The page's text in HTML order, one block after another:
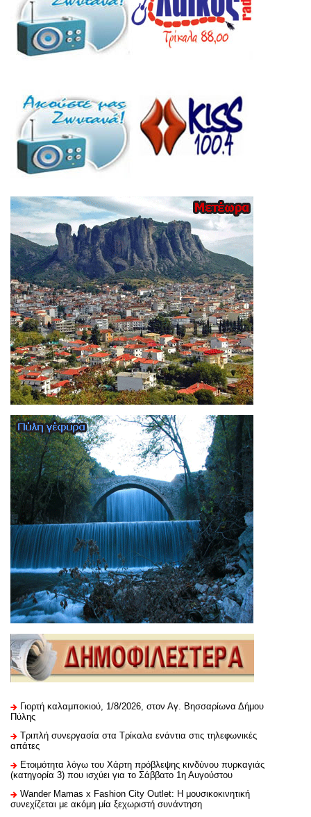
Γιορτή καλαμποκιού, 1/8/2026, στον Αγ. Βησσαρίωνα Δήμου
Πύλης
Τριπλή συνεργασία στα Τρίκαλα ενάντια στις τηλεφωνικές
απάτες
Ετοιμότητα λόγω του Χάρτη πρόβλεψης κινδύνου πυρκαγιάς
(κατηγορία 3) που ισχύει για το Σάββατο 1η Αυγούστου
Wander Mamas x Fashion City Outlet: Η μουσικοκινητική
συνεχίζεται με ακόμη μία ξεχωριστή συνάντηση